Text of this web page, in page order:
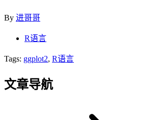
By 进哥哥
R语言
Tags: ggplot2, R语言
文章导航